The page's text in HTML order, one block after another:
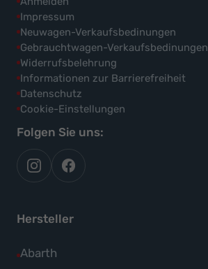
Impressum
Neuwagen-Verkaufsbedinungen
Gebrauchtwagen-Verkaufsbedinungen
Widerrufsbelehrung
Informationen zur Barrierefreiheit
Datenschutz
Cookie-Einstellungen
Folgen Sie uns:
autoflex
auf
autoflex24
auf
Hersteller
Abarth
Alle